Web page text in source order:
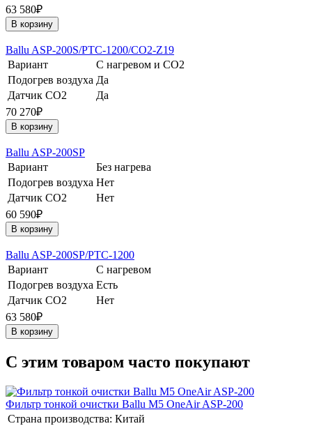
63 580₽
В корзину
Ballu ASP-200S/PTC-1200/CO2-Z19
Вариант
С нагревом и CO2
Подогрев воздуха Да
Датчик CO2
Да
70 270₽
В корзину
Ballu ASP-200SP
Вариант
Без нагрева
Подогрев воздуха Нет
Датчик CO2
Нет
60 590₽
В корзину
Ballu ASP-200SP/PTC-1200
Вариант
С нагревом
Подогрев воздуха Есть
Датчик CO2
Нет
63 580₽
В корзину
C этим товаром часто покупают
Фильтр тонкой очистки Ballu M5 OneAir ASP-200
Страна производства: Китай